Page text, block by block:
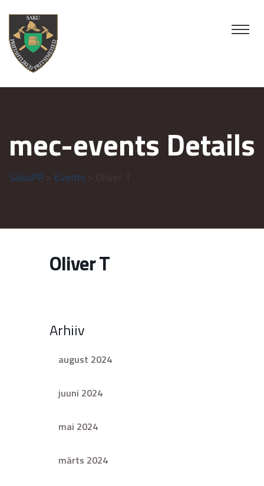
mec-events Details
SakuPP Events
Oliver T
Arhiiv
august 2024
juuni 2024
mai 2024
märts 2024